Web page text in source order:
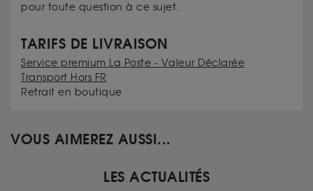
pour toute question à ce sujet.
TARIFS DE LIVRAISON
Service premium La Poste - Valeur Déclarée
Transport Hors FR
Retrait en boutique
VOUS AIMEREZ AUSSI...
LES ACTUALITÉS